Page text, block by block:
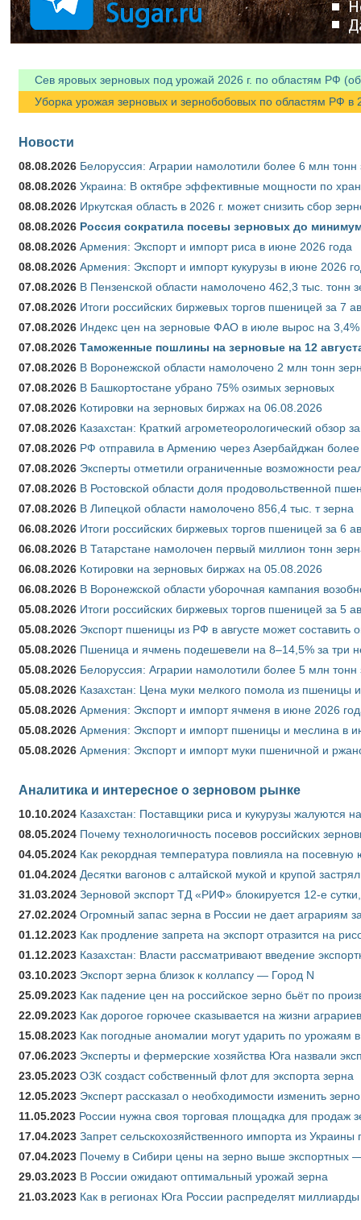
Сев яровых зерновых под урожай 2026 г. по областям РФ
Уборка урожая зерновых и зернобобовых по областям РФ в
Новости
08.08.2026 Белоруссия: Аграрии намолотили более 6 млн тонн
08.08.2026 Украина: В октябре эффективные мощности по
08.08.2026 Иркутская область в 2026 г. может снизить сбор
08.08.2026 Россия сократила посевы зерновых до
08.08.2026 Армения: Экспорт и импорт риса в июне 2026 года
08.08.2026 Армения: Экспорт и импорт кукурузы в июне 2026
07.08.2026 В Пензенской области намолочено 462,3 тыс. тонн
07.08.2026 Итоги российских биржевых торгов пшеницей за 7
07.08.2026 Индекс цен на зерновые ФАО в июле вырос на 3,4%
07.08.2026 Таможенные пошлины на зерновые на 12
07.08.2026 В Воронежской области намолочено 2 млн тонн
07.08.2026 В Башкортостане убрано 75% озимых зерновых
07.08.2026 Котировки на зерновых биржах на 06.08.2026
07.08.2026 Казахстан: Краткий агрометеорологический обзор
07.08.2026 РФ отправила в Армению через Азербайджан более
07.08.2026 Эксперты отметили ограниченные возможности
07.08.2026 В Ростовской области доля продовольственной
07.08.2026 В Липецкой области намолочено 856,4 тыс. т зерна
06.08.2026 Итоги российских биржевых торгов пшеницей за 6
06.08.2026 В Татарстане намолочен первый миллион тонн
06.08.2026 Котировки на зерновых биржах на 05.08.2026
06.08.2026 В Воронежской области уборочная кампания
05.08.2026 Итоги российских биржевых торгов пшеницей за 5
05.08.2026 Экспорт пшеницы из РФ в августе может составить
05.08.2026 Пшеница и ячмень подешевели на 8–14,5% за три
05.08.2026 Белоруссия: Аграрии намолотили более 5 млн тонн
05.08.2026 Казахстан: Цена муки мелкого помола из пшеницы
05.08.2026 Армения: Экспорт и импорт ячменя в июне 2026
05.08.2026 Армения: Экспорт и импорт пшеницы и меслина в
05.08.2026 Армения: Экспорт и импорт муки пшеничной и
Аналитика и интересное о зерновом рынке
10.10.2024 Казахстан: Поставщики риса и кукурузы жалуются
08.05.2024 Почему технологичность посевов российских
04.05.2024 Как рекордная температура повлияла на
01.04.2024 Десятки вагонов с алтайской мукой и крупой
31.03.2024 Зерновой экспорт ТД «РИФ» блокируется 12-е
27.02.2024 Огромный запас зерна в России не дает аграриям
01.12.2023 Как продление запрета на экспорт отразится на
01.12.2023 Казахстан: Власти рассматривают введение
03.10.2023 Экспорт зерна близок к коллапсу — Город N
25.09.2023 Как падение цен на российское зерно бьёт по
22.09.2023 Как дорогое горючее сказывается на жизни аграриев
15.08.2023 Как погодные аномалии могут ударить по урожаям
07.06.2023 Эксперты и фермерские хозяйства Юга назвали
23.05.2023 ОЗК создаст собственный флот для экспорта зерна
12.05.2023 Эксперт рассказал о необходимости изменить
11.05.2023 России нужна своя торговая площадка для продаж
17.04.2023 Запрет сельскохозяйственного импорта из
07.04.2023 Почему в Сибири цены на зерно выше экспортных
29.03.2023 В России ожидают оптимальный урожай зерна
21.03.2023 Как в регионах Юга России распределят